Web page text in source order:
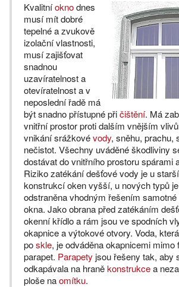
Kvalitníoknodnes
musí mít dobré
tepelné a zvukově
izolační vlastnosti,
musí zajišťovat
snadnou
uzavíratelnost a
otevíratelnost a v
neposlední řadě má
být snadno přístupné přičištění. Má
vnitřní prostor proti dalším vnějším
vnikání srážkovévody, sněhu, prachu,
nečistot. Všechny uváděné škodliviny
dostávat do vnitřního prostoru spárami
Riziko zatékání dešťové vody je u
konstrukcí oken vyšší, u nových typů
odstraněna vhodným řešením
okna. Jako obrana před zatékáním
okenní křídlo a rám jsou ve spodních
okapnice a výtokové otvory. Voda,
poskle, je odváděna okapnicemi
parapet. Parapety jsou řešeny tak, aby
odkapávala na hraněkonstrukcea
ploše naomítku.